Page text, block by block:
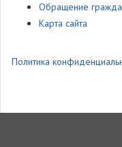
Обращение
Карта сайта
Политика